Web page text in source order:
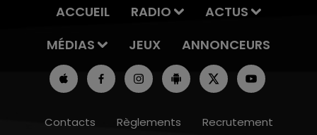
ACCUEIL RADIO
ACTUS
MÉDIAS
JEUX ANNONCEURS
Contacts Règlements
Recrutement